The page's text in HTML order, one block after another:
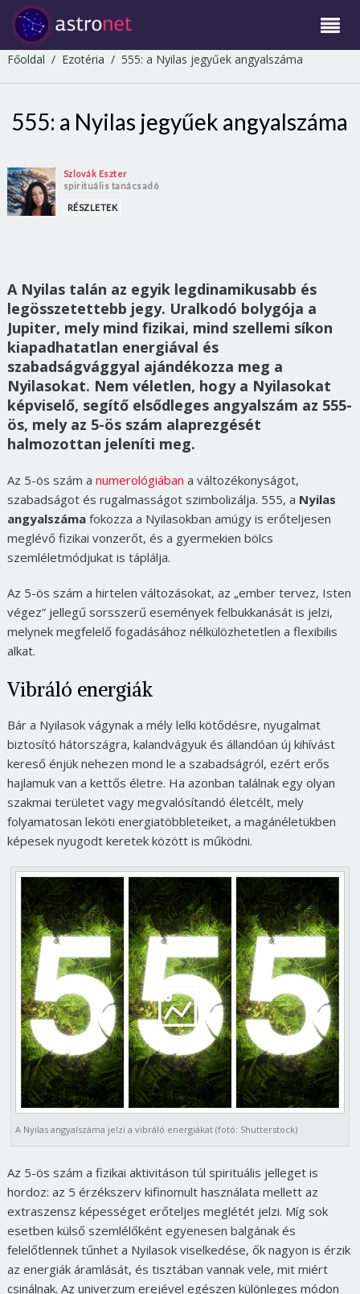
Főoldal / Ezotéria / 555: a Nyilas jegyűek angyalszáma
555: a Nyilas jegyűek angyalszáma
Szlovák Eszter
spirituális tanácsadó
RÉSZLETEK
A Nyilas talán az egyik legdinamikusabb és
legösszetettebb jegy. Uralkodó bolygója a
Jupiter, mely mind fizikai, mind szellemi síkon
kiapadhatatlan energiával és
szabadságvággyal ajándékozza meg a
Nyilasokat. Nem véletlen, hogy a Nyilasokat
képviselő, segítő elsődleges angyalszám az 555-
ös, mely az 5-ös szám alaprezgését
halmozottan jeleníti meg.
Az 5-ös szám a numerológiában a változékonyságot,
szabadságot és rugalmasságot szimbolizálja. 555, a Nyilas
angyalszámafokozza a Nyilasokban amúgy is erőteljesen
meglévő fizikai vonzerőt, és a gyermekien bölcs
szemléletmódjukat is táplálja.
Az 5-ös szám a hirtelen változásokat, az „ember tervez, Isten
végez” jellegű sorsszerű események felbukkanását is jelzi,
melynek megfelelő fogadásához nélkülözhetetlen a flexibilis
alkat.
Vibráló energiák
Bár a Nyilasok vágynak a mély lelki kötődésre, nyugalmat
biztosító hátországra, kalandvágyuk és állandóan új kihívást
kereső énjük nehezen mond le a szabadságról, ezért erős
hajlamuk van a kettős életre. Ha azonban találnak egy olyan
szakmai területet vagy megvalósítandó életcélt, mely
folyamatosan leköti energiatöbbleteiket, a magánéletükben
képesek nyugodt keretek között is működni.
A Nyilas angyalszáma jelzi a vibráló energiákat (fotó: Shutterstock)
Az 5-ös szám a fizikai aktivitáson túl spirituális jelleget is
hordoz: az 5 érzékszerv kifinomult használata mellett az
extraszensz képességet erőteljes meglétét jelzi. Míg sok
esetben külső szemlélőként egyenesen balgának és
felelőtlennek tűnhet a Nyilasok viselkedése, ők nagyon is érzik
az energiák áramlását, és tisztában vannak vele, mit miért
csinálnak. Az univerzum erejével egészen különleges módon